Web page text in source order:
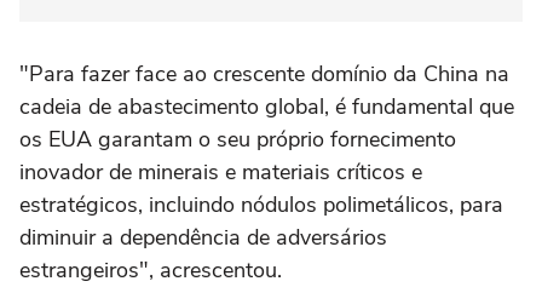
"Para fazer face ao crescente domínio da China na
cadeia de abastecimento global, é fundamental que
os EUA garantam o seu próprio fornecimento
inovador de minerais e materiais críticos e
estratégicos, incluindo nódulos polimetálicos, para
diminuir a dependência de adversários
estrangeiros", acrescentou.